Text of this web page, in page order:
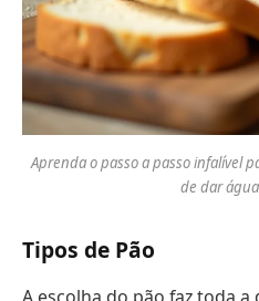
Aprenda o passo a passo infalível
de dar
Tipos de Pão